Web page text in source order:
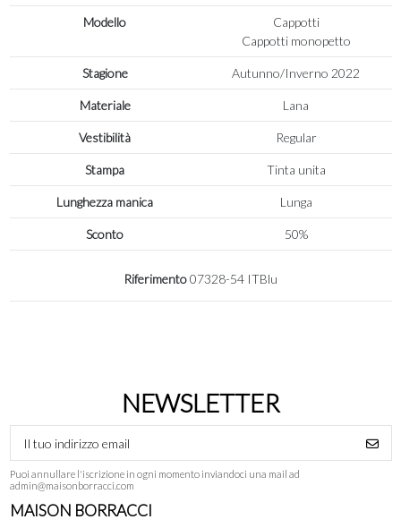
Modello
Cappotti
Cappotti monopetto
Stagione Autunno/Inverno 2022
Materiale Lana
Vestibilità Regular
Stampa Tinta unita
Lunghezza manica Lunga
Sconto 50%
Riferimento07328-54 ITBlu
NEWSLETTER
Puoi annullare l'iscrizione in ogni momento inviandoci una mail ad
admin@maisonborracci.com
MAISON BORRACCI